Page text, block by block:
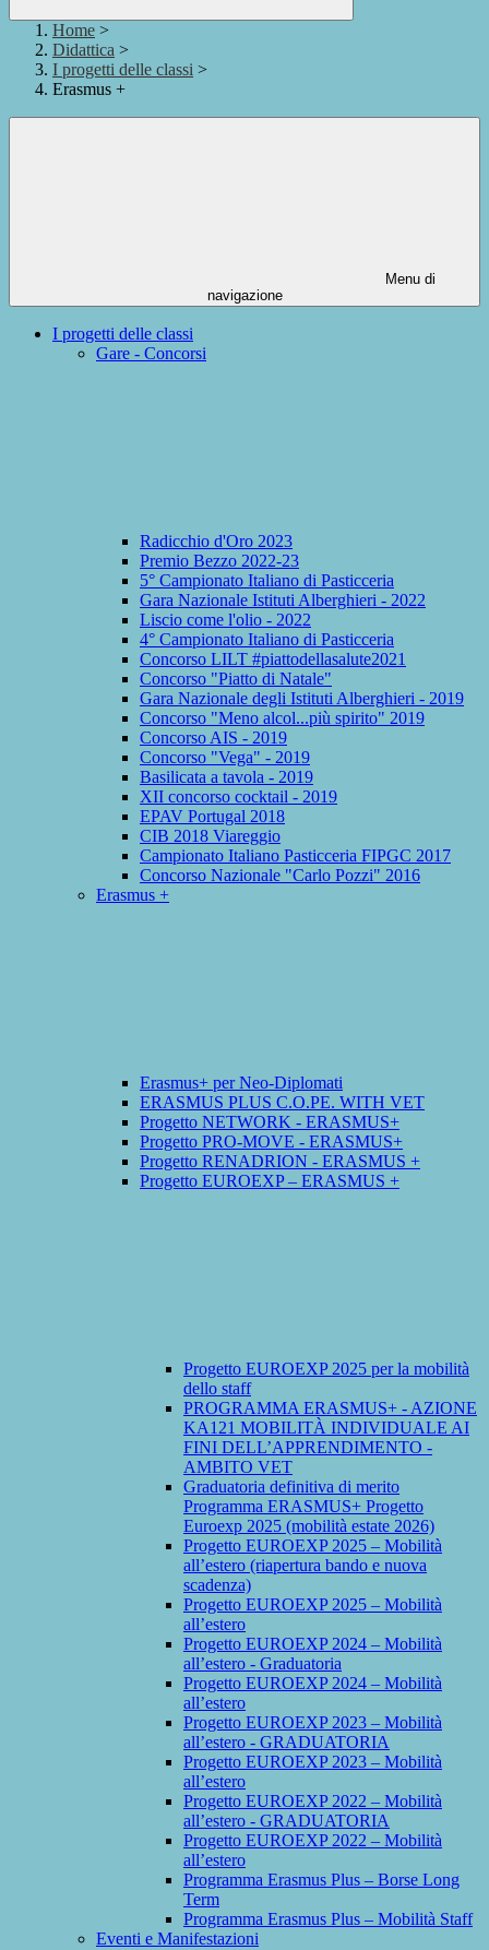
Home >
Didattica >
I progetti delle classi >
Erasmus +
Menu di
navigazione
I progetti delle classi
Gare - Concorsi
Radicchio d'Oro 2023
Premio Bezzo 2022-23
5° Campionato Italiano di Pasticceria
Gara Nazionale Istituti Alberghieri - 2022
Liscio come l'olio - 2022
4° Campionato Italiano di Pasticceria
Concorso LILT #piattodellasalute2021
Concorso "Piatto di Natale"
Gara Nazionale degli Istituti Alberghieri - 2019
Concorso "Meno alcol...più spirito" 2019
Concorso AIS - 2019
Concorso "Vega" - 2019
Basilicata a tavola - 2019
XII concorso cocktail - 2019
EPAV Portugal 2018
CIB 2018 Viareggio
Campionato Italiano Pasticceria FIPGC 2017
Concorso Nazionale "Carlo Pozzi" 2016
Erasmus +
Erasmus+ per Neo-Diplomati
ERASMUS PLUS C.O.PE. WITH VET
Progetto NETWORK - ERASMUS+
Progetto PRO-MOVE - ERASMUS+
Progetto RENADRION - ERASMUS +
Progetto EUROEXP – ERASMUS +
Progetto EUROEXP 2025 per la mobilità
dello staff
PROGRAMMA ERASMUS+ - AZIONE
KA121 MOBILITÀ INDIVIDUALE AI
FINI DELL’APPRENDIMENTO -
AMBITO VET
Graduatoria definitiva di merito
Programma ERASMUS+ Progetto
Euroexp 2025 (mobilità estate 2026)
Progetto EUROEXP 2025 – Mobilità
all’estero (riapertura bando e nuova
scadenza)
Progetto EUROEXP 2025 – Mobilità
all’estero
Progetto EUROEXP 2024 – Mobilità
all’estero - Graduatoria
Progetto EUROEXP 2024 – Mobilità
all’estero
Progetto EUROEXP 2023 – Mobilità
all’estero - GRADUATORIA
Progetto EUROEXP 2023 – Mobilità
all’estero
Progetto EUROEXP 2022 – Mobilità
all’estero - GRADUATORIA
Progetto EUROEXP 2022 – Mobilità
all’estero
Programma Erasmus Plus – Borse Long
Term
Programma Erasmus Plus – Mobilità Staff
Eventi e Manifestazioni